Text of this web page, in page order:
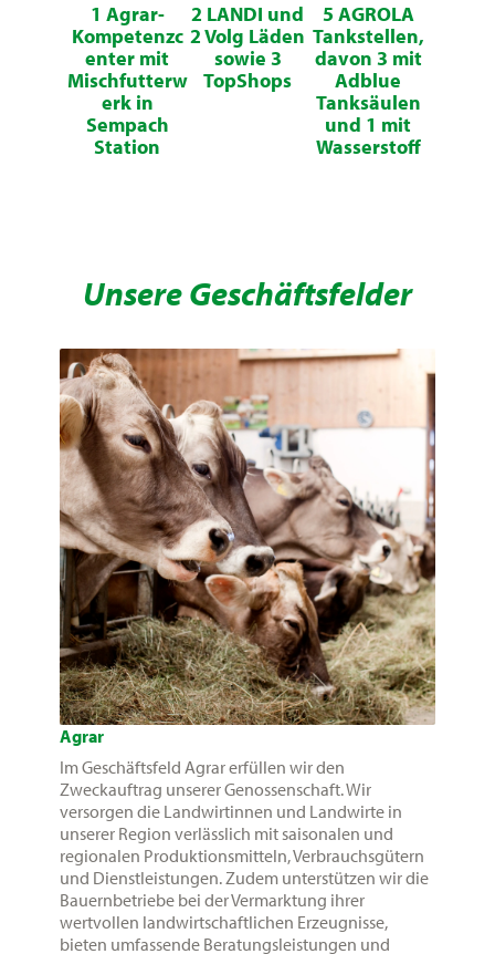
1 Agrar-
Kompetenzc
enter mit
Mischfutterw
erk in
Sempach
Station
2 LANDI und
2 Volg Läden
sowie 3
TopShops
5 AGROLA
Tankstellen,
davon 3 mit
Adblue
Tanksäulen
und 1 mit
Wasserstoff
Unsere Geschäftsfelder
Agrar
Im Geschäftsfeld Agrar erfüllen wir den
Zweckauftrag unserer Genossenschaft. Wir
versorgen die Landwirtinnen und Landwirte in
unserer Region verlässlich mit saisonalen und
regionalen Produktionsmitteln, Verbrauchsgütern
und Dienstleistungen. Zudem unterstützen wir die
Bauernbetriebe bei der Vermarktung ihrer
wertvollen landwirtschaftlichen Erzeugnisse,
bieten umfassende Beratungsleistungen und